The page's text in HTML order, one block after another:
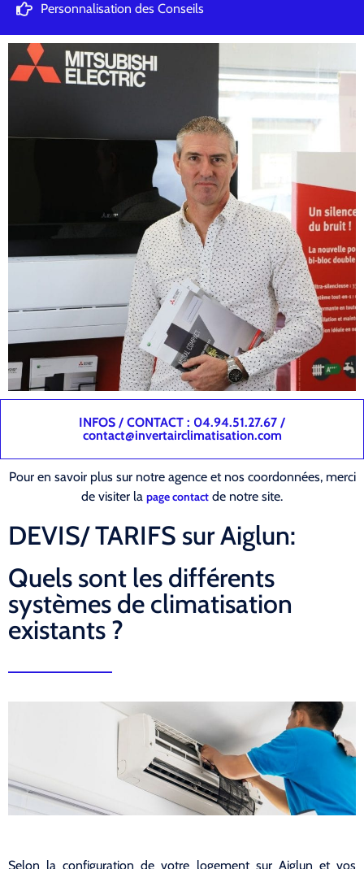
Personnalisation des Conseils
INFOS / CONTACT : 04.94.51.27.67 /
contact@invertairclimatisation.com
Pour en savoir plus sur notre agence et nos coordonnées, merci
de visiter la page contact de notre site.
DEVIS/ TARIFS sur Aiglun:
Quels sont les différents
systèmes de climatisation
existants ?
Selon la configuration de votre logement sur Aiglun et vos